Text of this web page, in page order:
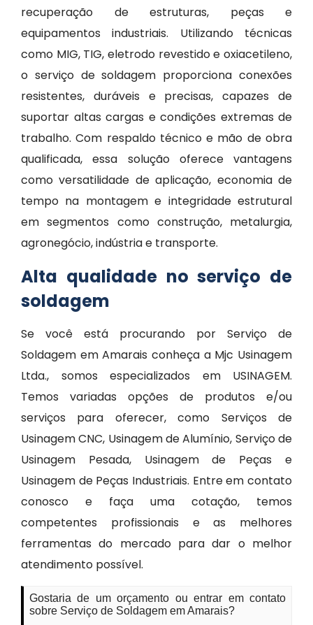
recuperação de estruturas, peças e
equipamentos industriais. Utilizando técnicas
como MIG, TIG, eletrodo revestido e oxiacetileno,
o serviço de soldagem proporciona conexões
resistentes, duráveis e precisas, capazes de
suportar altas cargas e condições extremas de
trabalho. Com respaldo técnico e mão de obra
qualificada, essa solução oferece vantagens
como versatilidade de aplicação, economia de
tempo na montagem e integridade estrutural
em segmentos como construção, metalurgia,
agronegócio, indústria e transporte.
Alta qualidade no serviço de
soldagem
Se você está procurando por Serviço de
Soldagem em Amarais conheça a Mjc Usinagem
Ltda., somos especializados em USINAGEM.
Temos variadas opções de produtos e/ou
serviços para oferecer, como Serviços de
Usinagem CNC, Usinagem de Alumínio, Serviço de
Usinagem Pesada, Usinagem de Peças e
Usinagem de Peças Industriais. Entre em contato
conosco e faça uma cotação, temos
competentes profissionais e as melhores
ferramentas do mercado para dar o melhor
atendimento possível.
Gostaria de um orçamento ou entrar em contato
sobre Serviço de Soldagem em Amarais?